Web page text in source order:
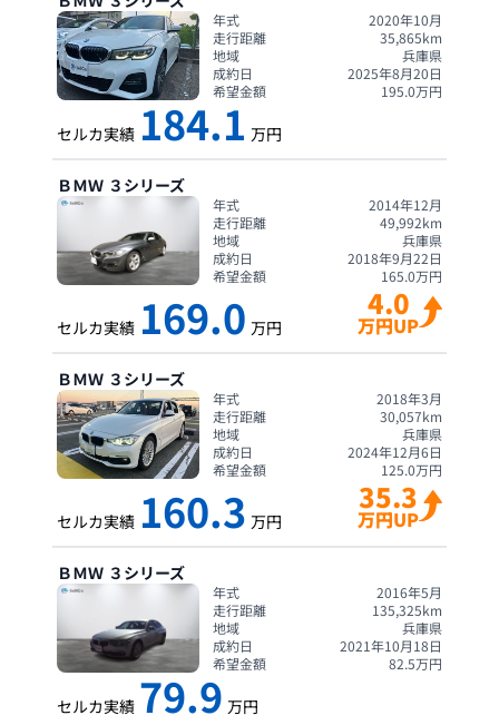
年式
2020年10月
走行距離
35,865km
地域
兵庫県
成約日
2025年8月20日
希望金額
195.0万円
セルカ実績 184.1 万円
ＢＭＷ ３シリーズ
年式
2014年12月
走行距離
49,992km
地域
兵庫県
成約日
2018年9月22日
希望金額
165.0万円
セルカ実績 169.0 万円
4.0
万円UP
ＢＭＷ ３シリーズ
年式
2018年3月
走行距離
30,057km
地域
兵庫県
成約日
2024年12月6日
希望金額
125.0万円
セルカ実績 160.3 万円
35.3
万円UP
ＢＭＷ ３シリーズ
年式
2016年5月
走行距離
135,325km
地域
兵庫県
成約日
2021年10月18日
希望金額
82.5万円
セルカ実績 79.9 万円